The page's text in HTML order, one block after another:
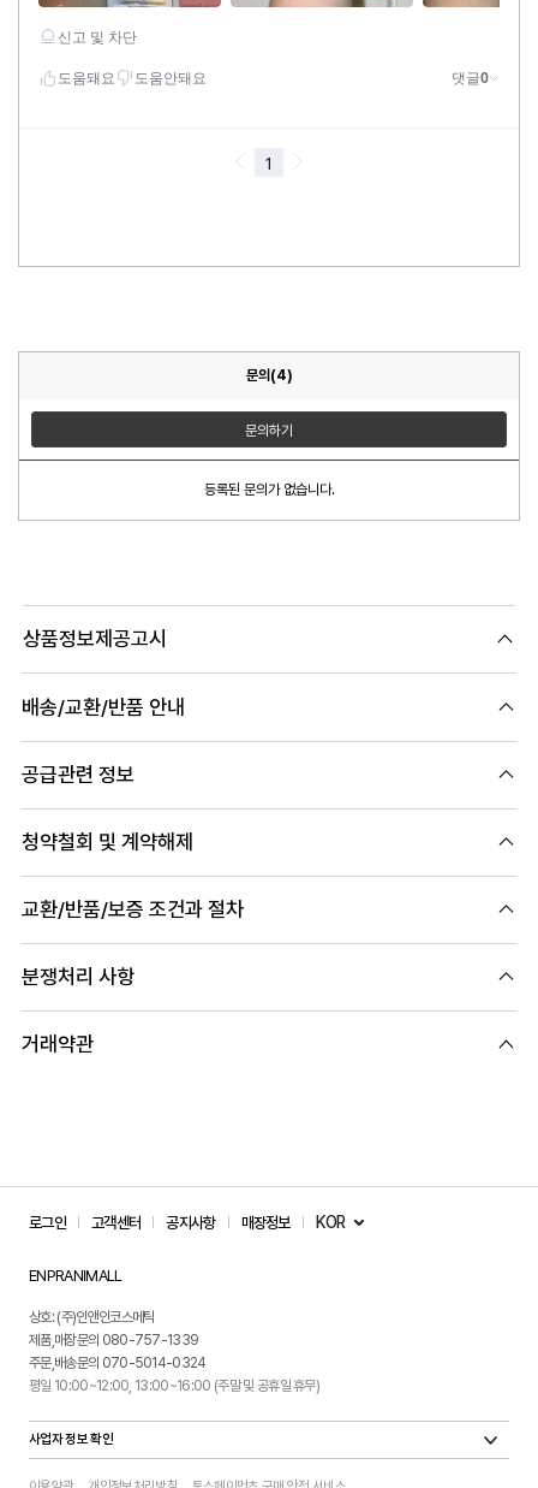
문의(4)
문의하기
등록된 문의가 없습니다.
상품정보제공고시
배송/교환/반품 안내
공급관련 정보
청약철회 및 계약해제
교환/반품/보증 조건과 절차
분쟁처리 사항
거래약관
로그인 고객센터 공지사항 매장정보 KOR
ENPRANIMALL
상호: (주)인앤인코스메틱
제품,매장문의 080-757-1339
주문,배송문의 070-5014-0324
평일 10:00~12:00, 13:00~16:00 (주말 및 공휴일 휴무)
사업자 정보 확인